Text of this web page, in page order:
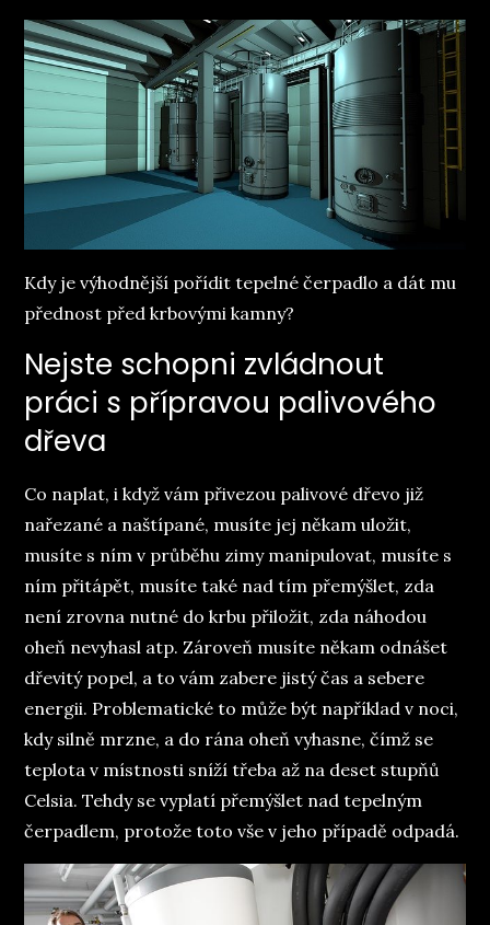
Kdy je výhodnější pořídit tepelné čerpadlo a dát mu
přednost před krbovými kamny?
Nejste schopni zvládnout
práci s přípravou palivového
dřeva
Co naplat, i když vám přivezou palivové dřevo již
nařezané a naštípané, musíte jej někam uložit,
musíte s ním v průběhu zimy manipulovat, musíte s
ním přitápět, musíte také nad tím přemýšlet, zda
není zrovna nutné do krbu přiložit, zda náhodou
oheň nevyhasl atp. Zároveň musíte někam odnášet
dřevitý popel, a to vám zabere jistý čas a sebere
energii. Problematické to může být například v noci,
kdy silně mrzne, a do rána oheň vyhasne, čímž se
teplota v místnosti sníží třeba až na deset stupňů
Celsia. Tehdy se vyplatí přemýšlet nad tepelným
čerpadlem, protože toto vše v jeho případě odpadá.